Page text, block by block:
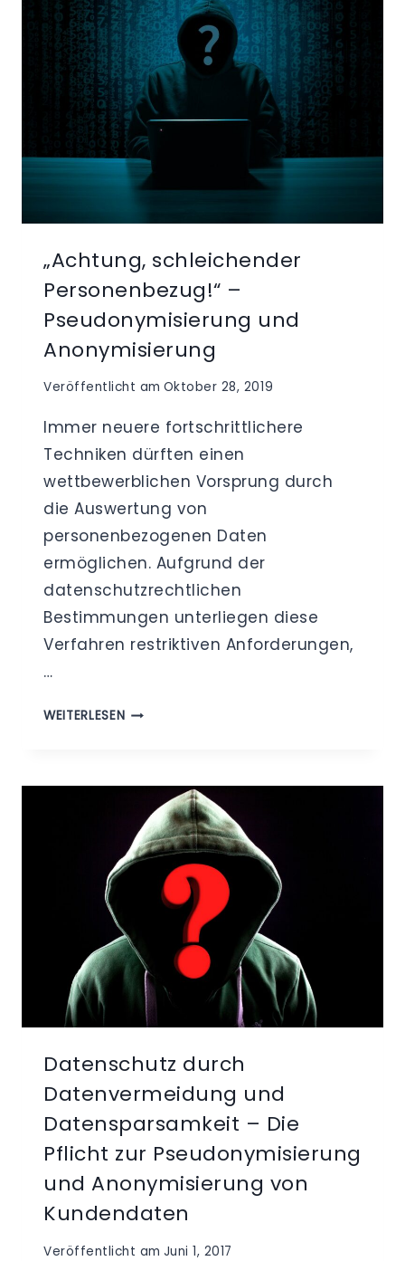
„Achtung, schleichender
Personenbezug!“ –
Pseudonymisierung und
Anonymisierung
Veröffentlicht am Oktober 28, 2019
Immer neuere fortschrittlichere
Techniken dürften einen
wettbewerblichen Vorsprung durch
die Auswertung von
personenbezogenen Daten
ermöglichen. Aufgrund der
datenschutzrechtlichen
Bestimmungen unterliegen diese
Verfahren restriktiven Anforderungen,
…
WEITERLESEN„ACHTUNG,
PSEUDONYMISIERUNG
UND
ANONYMISIERUNG
Datenschutz durch
Datenvermeidung und
Datensparsamkeit – Die
Pflicht zur Pseudonymisierung
und Anonymisierung von
Kundendaten
Veröffentlicht am Juni 1, 2017